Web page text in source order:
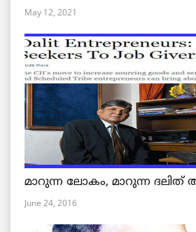
May 12, 2021
മാറുന്ന ലോകം, മാറുന്ന
June 24, 2016